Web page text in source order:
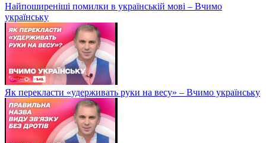
Найпоширеніші помилки в українській мові – Вчимо
українську
Як перекласти «удерживать руки на весу» – Вчимо українську